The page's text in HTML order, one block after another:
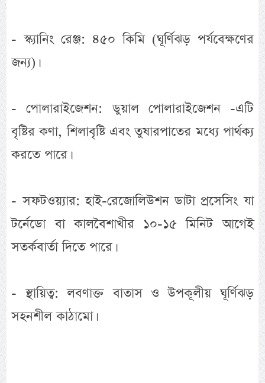
- স্ক্যানিং রেঞ্জ: ৪৫০ কিমি (ঘূর্ণিঝড় পর্যবেক্ষণের
জন্য)।
- পোলারাইজেশন: ডুয়াল পোলারাইজেশন -এটি
বৃষ্টির কণা, শিলাবৃষ্টি এবং তুষারপাতের মধ্যে পার্থক্য
করতে পারে।
- সফটওয়্যার: হাই-রেজোলিউশন ডাটা প্রসেসিং যা
টর্নেডো বা কালবৈশাখীর ১০-১৫ মিনিট আগেই
সতর্কবার্তা দিতে পারে।
- স্থায়িত্ব: লবণাক্ত বাতাস ও উপকূলীয় ঘূর্ণিঝড়
সহনশীল কাঠামো।